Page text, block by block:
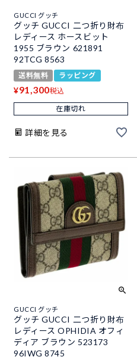
GUCCI グッチ
グッチ GUCCI 二つ折り財布
レディース ホースビット
1955 ブラウン 621891
92TCG 8563
送料無料 ラッピング
¥91,300税込
在庫切れ
詳細を見る
GUCCI グッチ
グッチ GUCCI 二つ折り財布
レディース OPHIDIA オフィ
ディア ブラウン 523173
96IWG 8745